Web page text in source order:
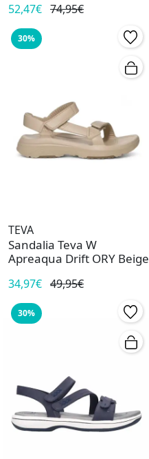
52,47€ 74,95€
30%
TEVA
Sandalia Teva W
Apreaqua Drift ORY Beige
34,97€ 49,95€
30%